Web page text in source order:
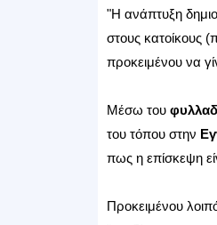
"Η ανάπτυξη
στους κατοίκους
προκειμένου να
Μέσω του
του τόπου στην
πως η επίσκεψη
Προκειμένου